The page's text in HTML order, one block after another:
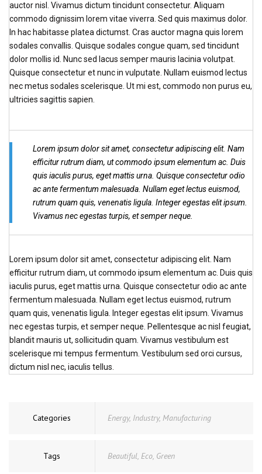
auctor nisl. Vivamus dictum tincidunt consectetur. Aliquam
commodo dignissim lorem vitae viverra. Sed quis maximus dolor.
In hac habitasse platea dictumst. Cras auctor magna quis lorem
sodales convallis. Quisque sodales congue quam, sed tincidunt
dolor mollis id. Nunc sed lacus semper mauris lacinia volutpat.
Quisque consectetur et nunc in vulputate. Nullam euismod lectus
nec metus sodales scelerisque. Ut mi est, commodo non purus eu,
ultricies sagittis sapien.
Lorem ipsum dolor sit amet, consectetur adipiscing elit. Nam
efficitur rutrum diam, ut commodo ipsum elementum ac. Duis
quis iaculis purus, eget mattis urna. Quisque consectetur odio
ac ante fermentum malesuada. Nullam eget lectus euismod,
rutrum quam quis, venenatis ligula. Integer egestas elit ipsum.
Vivamus nec egestas turpis, et semper neque.
Lorem ipsum dolor sit amet, consectetur adipiscing elit. Nam
efficitur rutrum diam, ut commodo ipsum elementum ac. Duis quis
iaculis purus, eget mattis urna. Quisque consectetur odio ac ante
fermentum malesuada. Nullam eget lectus euismod, rutrum
quam quis, venenatis ligula. Integer egestas elit ipsum. Vivamus
nec egestas turpis, et semper neque. Pellentesque ac nisl feugiat,
blandit mauris ut, sollicitudin quam. Vivamus vestibulum est
scelerisque mi tempus fermentum. Vestibulum sed orci cursus,
dictum nisl nec, iaculis tellus.
Categories Energy, Industry, Manufacturing
Tags Beautiful, Eco, Green